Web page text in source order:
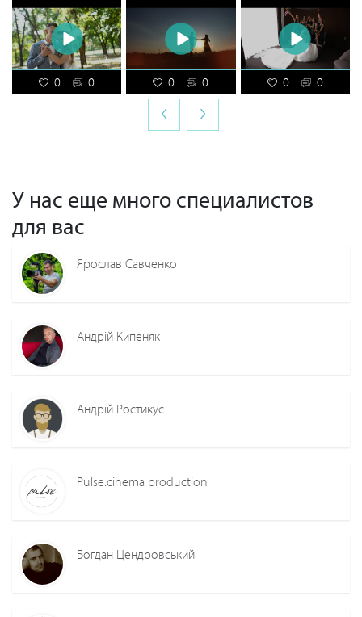
0 0 0 0 0 0
‹ ›
У нас еще много специалистов
для вас
Ярослав Савченко
Андрій Кипеняк
Андрій Ростикус
Pulse.cinema production
Богдан Цендровський